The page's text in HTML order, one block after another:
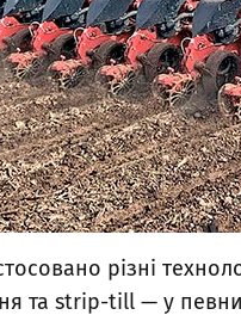
різні
та strip-till — у